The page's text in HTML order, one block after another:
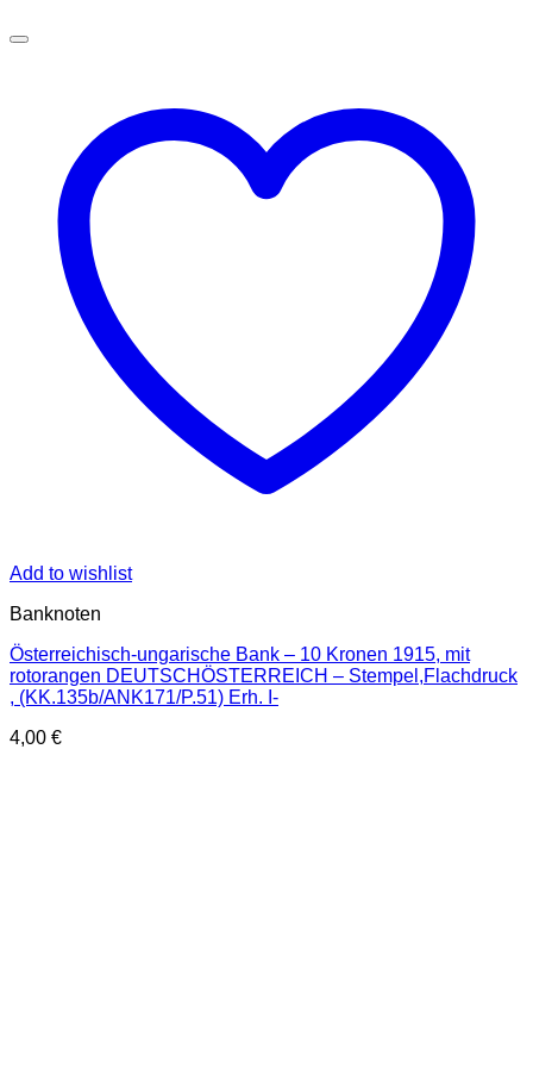
Add to wishlist
Banknoten
Österreichisch-ungarische Bank – 10 Kronen 1915, mit
rotorangen DEUTSCHÖSTERREICH – Stempel,Flachdruck
, (KK.135b/ANK171/P.51) Erh. I-
4,00 €